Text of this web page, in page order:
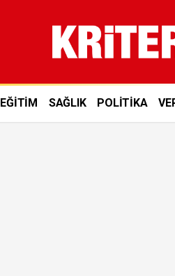
EĞİTİM SAĞLIK POLİTİKA